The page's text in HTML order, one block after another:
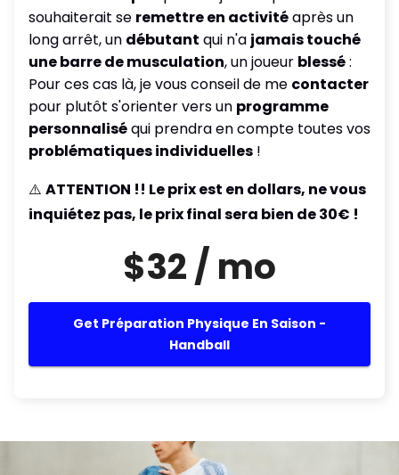
souhaiterait se remettre en activitéaprès un
long arrêt, un débutant qui n'a jamais touché
une barre de musculation, un joueur blessé:
Pour ces cas là, je vous conseil de me contacter
pour plutôt s'orienter vers un programme
personnaliséqui prendra en compte toutes vos
problématiques individuelles !
⚠️ ATTENTION !! Le prix est en dollars, ne vous
inquiétez pas, le prix final sera bien de 30€ !
$32 / mo
Get Préparation Physique En Saison -
Handball